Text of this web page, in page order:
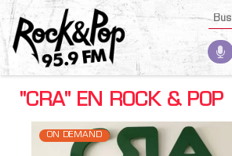
"CRA" EN ROCK & POP
ON DEMAND